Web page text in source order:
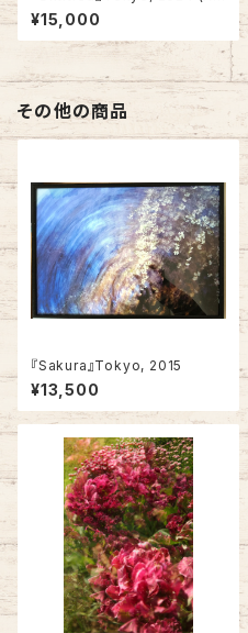
4・framed)
¥15,000
その他の商品
『Sakura』Tokyo, 2015
¥13,500